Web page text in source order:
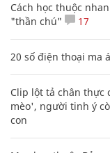
Cách học thuộc
"thần chú"
17
20 số điện thoại ma
Clip lột tả chân thực
mèo', người tinh ý
con